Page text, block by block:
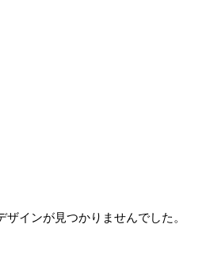
インが見つかりませんでした。